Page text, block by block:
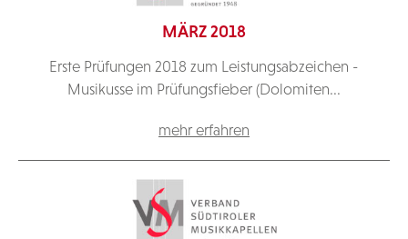
MÄRZ 2018
Erste Prüfungen 2018 zum Leistungsabzeichen -
Musikusse im Prüfungsfieber (Dolomiten...
mehr erfahren